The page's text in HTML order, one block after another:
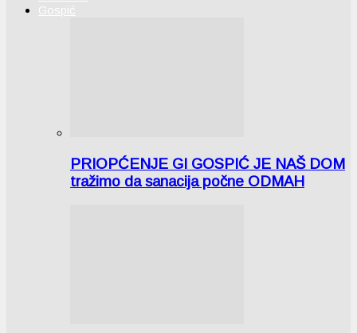
Gospić
PRIOPĆENJE GI GOSPIĆ JE NAŠ DOM
tražimo da sanacija počne ODMAH